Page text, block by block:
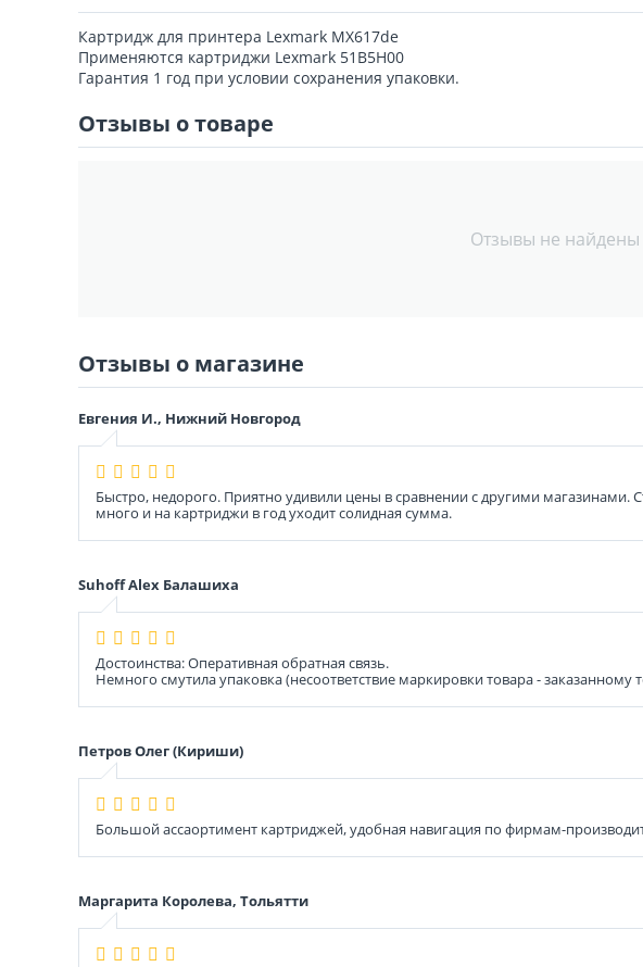
Картридж для принтера Lexmark MX617de
Применяются картриджи Lexmark 51B5H00
Гарантия 1 год при условии сохранения упаковки.
Отзывы о товаре
Отзывы не найдены
Отзывы о магазине
Евгения И., Нижний Новгород
Быстро, недорого. Приятно удивили цены в сравнении с другими магазинами.
много и на картриджи в год уходит солидная сумма.
Suhoff Alex Балашиха
Достоинства: Оперативная обратная связь.
Немного смутила упаковка (несоответствие маркировки товара -
Петров Олег (Кириши)
Большой ассаортимент картриджей, удобная навигация по фирмам-
Маргарита Королева, Тольятти